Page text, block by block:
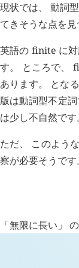
現状では、 動詞
てきそうな点を見
英語の finite に
す。 ところで、
あります。 とな
版は動詞型不定
は少し不自然です。
ただ、 このよう
察が必要そうです。
「無限に長い」